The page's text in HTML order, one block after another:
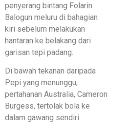
penyerang bintang Folarin
Balogun meluru di bahagian
kiri sebelum melakukan
hantaran ke belakang dari
garisan tepi padang.
Di bawah tekanan daripada
Pepi yang menunggu,
pertahanan Australia, Cameron
Burgess, tertolak bola ke
dalam gawang sendiri.